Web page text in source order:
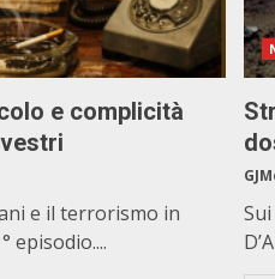
e complicità
e il terrorismo in
episodio....